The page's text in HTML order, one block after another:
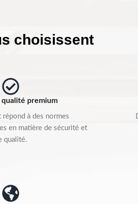
choisissent
qualité premium
répond à des normes
en matière de sécurité et
qualité.